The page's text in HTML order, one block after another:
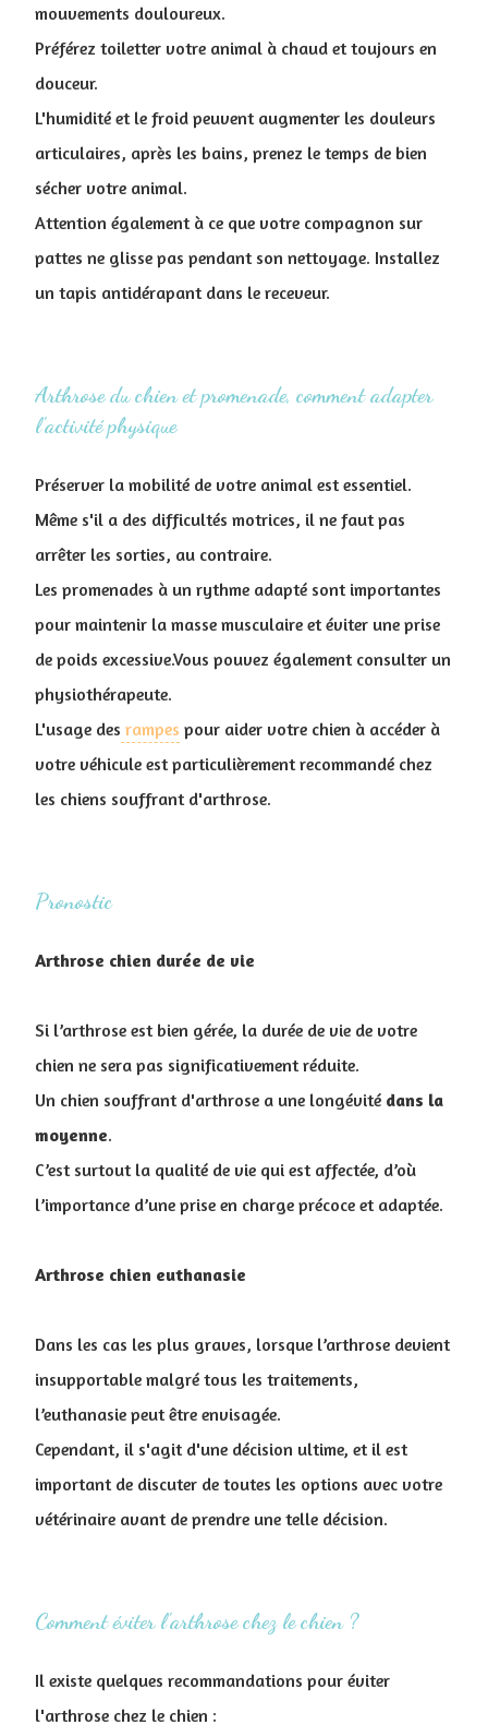
mouvements douloureux.
Préférez toiletter votre animal à chaud et toujours en
douceur.
L'humidité et le froid peuvent augmenter les douleurs
articulaires, après les bains, prenez le temps de bien
sécher votre animal.
Attention également à ce que votre compagnon sur
pattes ne glisse pas pendant son nettoyage. Installez
un tapis antidérapant dans le receveur.
Arthrose du chien et promenade, comment adapter
l'activité physique
Préserver la mobilité de votre animal est essentiel.
Même s'il a des difficultés motrices, il ne faut pas
arrêter les sorties, au contraire.
Les promenades à un rythme adapté sont importantes
pour maintenir la masse musculaire et éviter une prise
de poids excessive.Vous pouvez également consulter un
physiothérapeute.
L'usage des rampes pour aider votre chien à accéder à
votre véhicule est particulièrement recommandé chez
les chiens souffrant d'arthrose.
Pronostic
Arthrose chien durée de vie
Si l’arthrose est bien gérée, la durée de vie de votre
chien ne sera pas significativement réduite.
Un chien souffrant d'arthrose a une longévité dans la
moyenne.
C’est surtout la qualité de vie qui est affectée, d’où
l’importance d’une prise en charge précoce et adaptée.
Arthrose chien euthanasie
Dans les cas les plus graves, lorsque l’arthrose devient
insupportable malgré tous les traitements,
l’euthanasie peut être envisagée.
Cependant, il s'agit d'une décision ultime, et il est
important de discuter de toutes les options avec votre
vétérinaire avant de prendre une telle décision.
Comment éviter l'arthrose chez le chien ?
Il existe quelques recommandations pour éviter
l'arthrose chez le chien :